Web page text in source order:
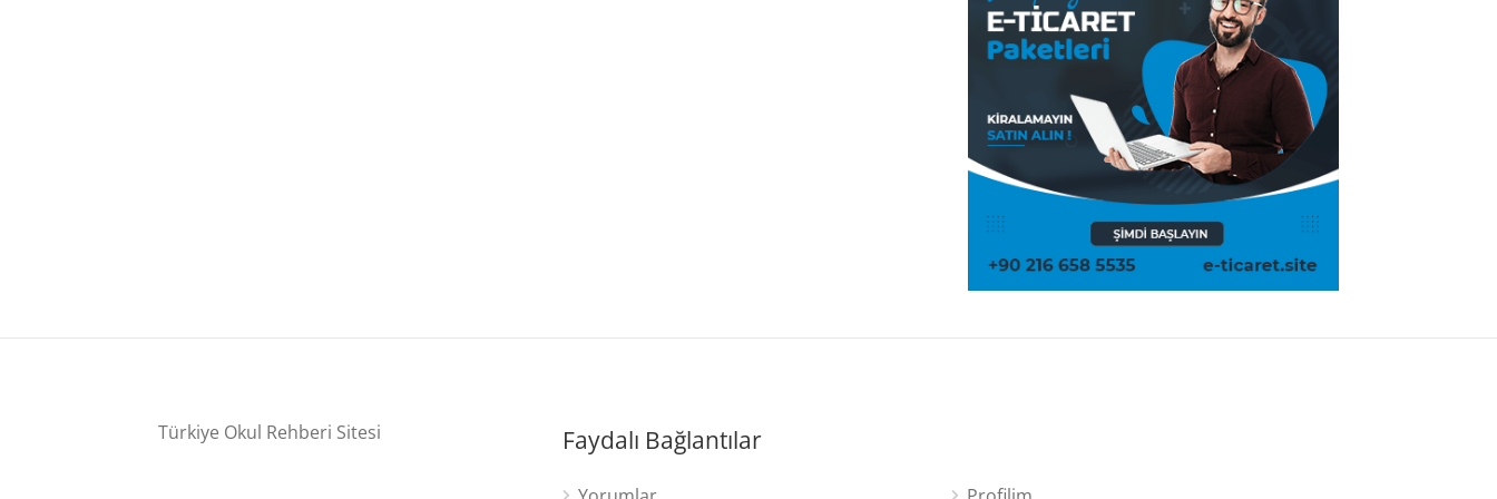
Türkiye Okul Rehberi Sitesi Faydalı Bağlantılar